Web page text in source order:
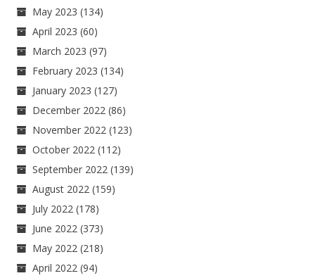
May 2023 (134)
April 2023 (60)
March 2023 (97)
February 2023 (134)
January 2023 (127)
December 2022 (86)
November 2022 (123)
October 2022 (112)
September 2022 (139)
August 2022 (159)
July 2022 (178)
June 2022 (373)
May 2022 (218)
April 2022 (94)